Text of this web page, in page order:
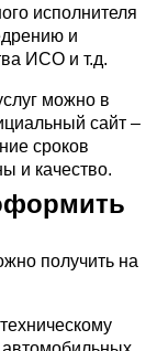
исполнителя
и
ИСО и т.д.
можно в
сайт –
сроков
и качество.
получить на